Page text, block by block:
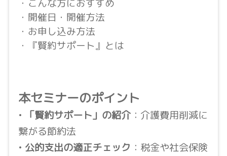
・こんな方におすすめ
・開催日・開催方法
・お申し込み方法
・『賢約サポート』とは
本セミナーのポイント
• 「賢約サポート」の紹介：介護費用削減に
繋がる節約法
• 公的支出の適正チェック ：税金や社会保険